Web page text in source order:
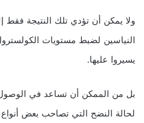
ولا يمكن أن تؤدي تلك النتيجة
النياسين لضبط مستويات
يسيروا عليها.
بل من الممكن أن تساعد في
لحالة النضح التي تصاحب بعض